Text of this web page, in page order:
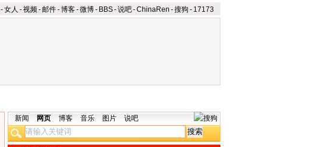
-女人 -视频-邮件-博客-微博- BBS-说吧-ChinaRen -搜狗 - 17173
新闻 网页 博客 音乐 图片 说吧